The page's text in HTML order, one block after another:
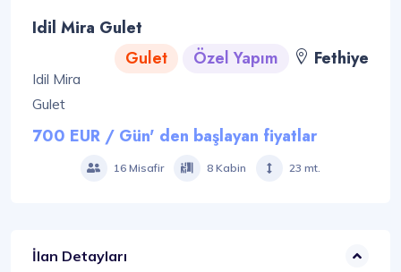
Idil Mira Gulet
Gulet
Özel Yapım Fethiye
Idil Mira
Gulet
700 EUR / Gün' den başlayan fiyatlar
16 Misafir 8 Kabin 23 mt.
İlan Detayları